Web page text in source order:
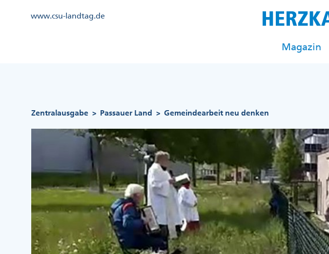
Kopfzeile
www.csu-landtag.de
Magazin
Zentralausgabe > Passauer Land > Gemeindearbeit neu denken